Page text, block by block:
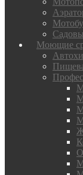
Моющие